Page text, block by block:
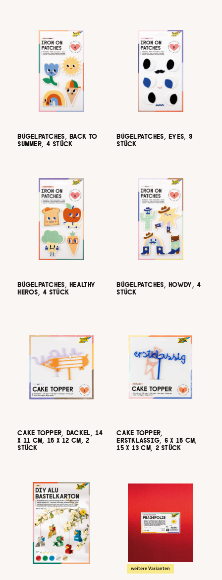
BÜGELPATCHES, BACK TO
SUMMER, 4 STÜCK
BÜGELPATCHES, EYES, 9
STÜCK
BÜGELPATCHES, HEALTHY
HEROS, 4 STÜCK
BÜGELPATCHES, HOWDY, 4
STÜCK
CAKE TOPPER, DACKEL, 14
X 11 CM, 15 X 12 CM, 2
STÜCK
CAKE TOPPER,
ERSTKLASSIG, 6 X 15 CM,
15 X 13 CM, 2 STÜCK
weitere Varianten